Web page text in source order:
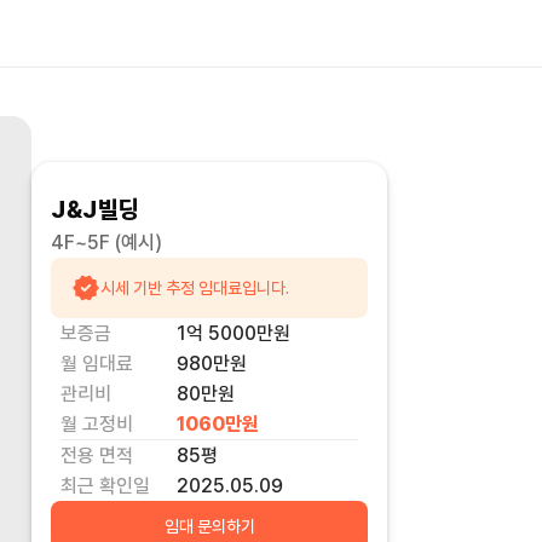
J&J빌딩
4F~5F (예시)
시세 기반 추정 임대료입니다.
보증금 1억 5000만원
월 임대료
980만원
관리비
80만원
월 고정비
1060만원
전용 면적
85평
최근 확인일
2025.05.09
임대 문의하기